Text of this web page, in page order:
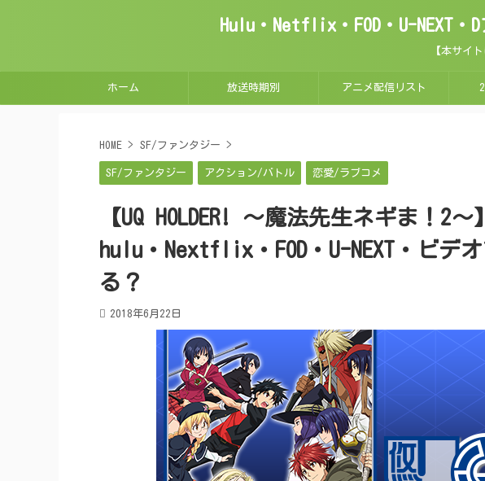
Hulu・Netflix・FOD・U-NEXT
【本サイ
ホーム 放送時期別 アニメ配信リスト
HOME > SF/ファンタジー >
SF/ファンタジー アクション/バトル 恋愛/ラブコメ
【UQ HOLDER! ～魔法先生ネギま！2
hulu・Nextflix・FOD・U-NEXT・ビデ
る？
2018年6月22日